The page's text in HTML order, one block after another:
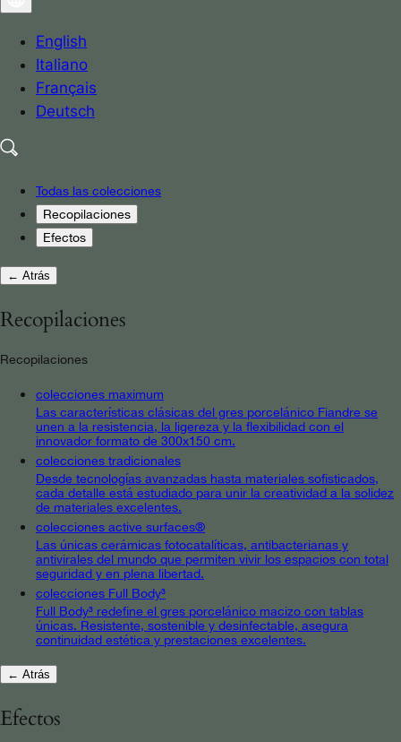
English
Italiano
Français
Deutsch
Todas las colecciones
Recopilaciones
Efectos
← Atrás
Recopilaciones
Recopilaciones
colecciones maximum
Las características clásicas del gres porcelánico Fiandre se
unen a la resistencia, la ligereza y la flexibilidad con el
innovador formato de 300x150 cm.
colecciones tradicionales
Desde tecnologías avanzadas hasta materiales sofisticados,
cada detalle está estudiado para unir la creatividad a la solidez
de materiales excelentes.
colecciones active surfaces®
Las únicas cerámicas fotocatalíticas, antibacterianas y
antivirales del mundo que permiten vivir los espacios con total
seguridad y en plena libertad.
colecciones Full Body³
Full Body³ redefine el gres porcelánico macizo con tablas
únicas. Resistente, sostenible y desinfectable, asegura
continuidad estética y prestaciones excelentes.
← Atrás
Efectos